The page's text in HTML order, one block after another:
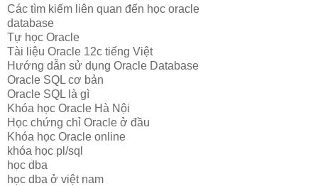
Các tìm kiếm liên quan đến học oracle
database
Tự học Oracle
Tài liệu Oracle 12c tiếng Việt
Hướng dẫn sử dụng Oracle Database
Oracle SQL cơ bản
Oracle SQL là gì
Khóa học Oracle Hà Nội
Học chứng chỉ Oracle ở đầu
Khóa học Oracle online
khóa học pl/sql
học dba
học dba ở việt nam